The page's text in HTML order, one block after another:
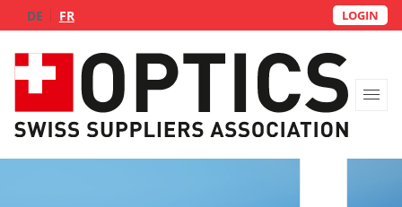
DE FR LOGIN